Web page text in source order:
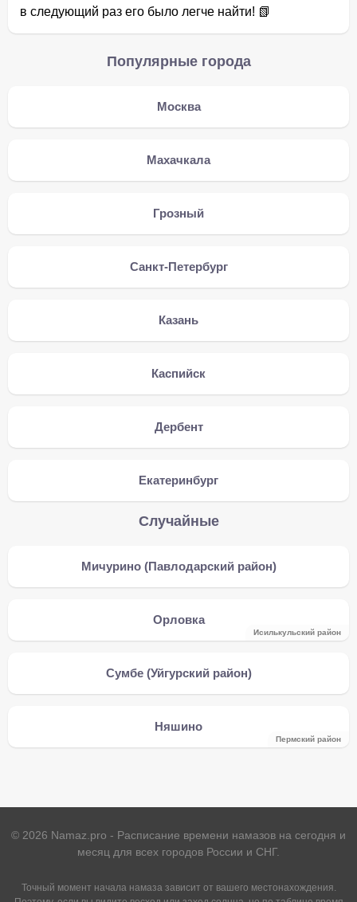
в следующий раз его было легче найти! 📗
Популярные города
Москва
Махачкала
Грозный
Санкт-Петербург
Казань
Каспийск
Дербент
Екатеринбург
Случайные
Мичурино (Павлодарский район)
Орловка
Исилькульский район
Сумбе (Уйгурский район)
Няшино
Пермский район
© 2026 Namaz.pro - Расписание времени намазов на сегодня и
месяц для всех городов России и СНГ.
Точный момент начала намаза зависит от вашего местонахождения.